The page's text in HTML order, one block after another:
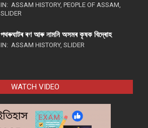
IN: ASSAM HISTORY, PEOPLE OF ASSAM,
SLIDER
পথ​ৰুঘাট​ৰ ৰণ আৰু নামনি অসম​ৰ কৃষক বিদ্ৰোহ​
IN: ASSAM HISTORY, SLIDER
WATCH VIDEO